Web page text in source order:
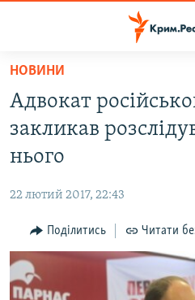
Перейти
основного
матеріалу
до
основної
Перейти
до
пошуку
ВОДА.КРИМ
ВІДЕО ТА ФОТО
БЛОГИ
ПОГЛЯД
ІНТЕРВ'Ю
ВСЕ ЗА ДЕНЬ
НОВИНИ
Адвокат
закликав
нього
22 лютий 2017, 22:43
Поділитись Читати